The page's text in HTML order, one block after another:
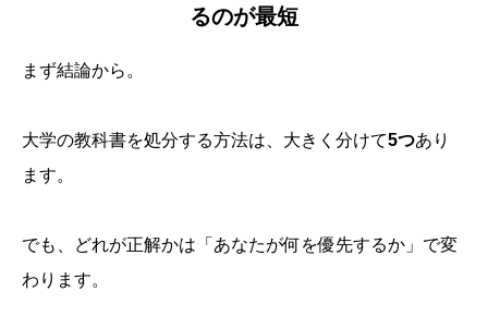
るのが最短
まず結論から。
大学の教科書を処分する方法は、大きく分けて5つあり
ます。
でも、どれが正解かは「あなたが何を優先するか」で変
わります。